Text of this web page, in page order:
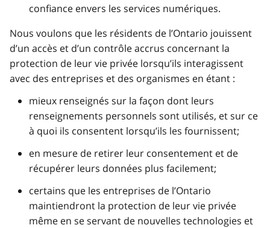
confiance envers les services numériques.
Nous voulons que les résidents de l’Ontario jouissent
d’un accès et d’un contrôle accrus concernant la
protection de leur vie privée lorsqu’ils interagissent
avec des entreprises et des organismes en étant :
mieux renseignés sur la façon dont leurs
renseignements personnels sont utilisés, et sur ce
à quoi ils consentent lorsqu’ils les fournissent;
en mesure de retirer leur consentement et de
récupérer leurs données plus facilement;
certains que les entreprises de l’Ontario
maintiendront la protection de leur vie privée
même en se servant de nouvelles technologies et